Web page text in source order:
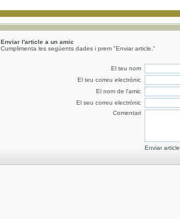
Enviar l'article a un amic
Cumplimenta les següents dades i prem "Enviar article."
El teu nom
El teu correu electrònic
El nom de l'amic
El seu correu electrònic
Comentari
Enviar article